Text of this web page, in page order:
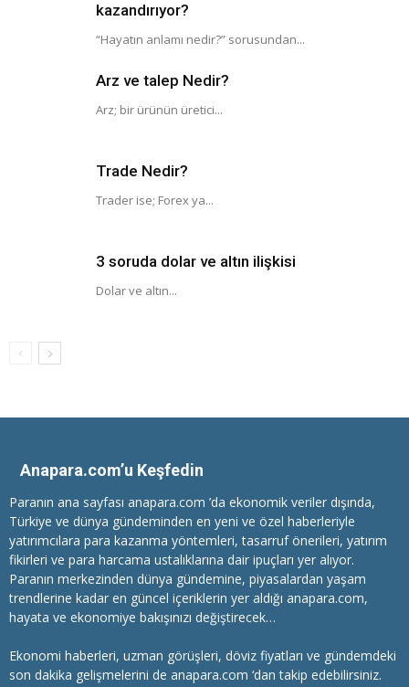
kazandırıyor?
“Hayatın anlamı nedir?” sorusundan...
Arz ve talep Nedir?
Arz; bir ürünün üretici...
Trade Nedir?
Trader ise; Forex ya...
3 soruda dolar ve altın ilişkisi
Dolar ve altın...
Anapara.com’u Keşfedin
Paranın ana sayfası anapara.com ’da ekonomik veriler dışında,
Türkiye ve dünya gündeminden en yeni ve özel haberleriyle
yatırımcılara para kazanma yöntemleri, tasarruf önerileri, yatırım
fikirleri ve para harcama ustalıklarına dair ipuçları yer alıyor.
Paranın merkezinden dünya gündemine, piyasalardan yaşam
trendlerine kadar en güncel içeriklerin yer aldığı anapara.com,
hayata ve ekonomiye bakışınızı değiştirecek…
Ekonomi haberleri, uzman görüşleri, döviz fiyatları ve gündemdeki
son dakika gelişmelerini de anapara.com ‘dan takip edebilirsiniz.